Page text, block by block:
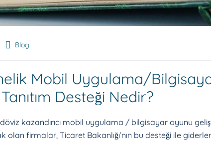
Blog
Mobil Uygulama/
Desteği Nedir?
döviz kazandırıcı mobil uygulama / bilgisayar oyunu
olan firmalar, Ticaret Bakanlığı’nın bu desteği ile